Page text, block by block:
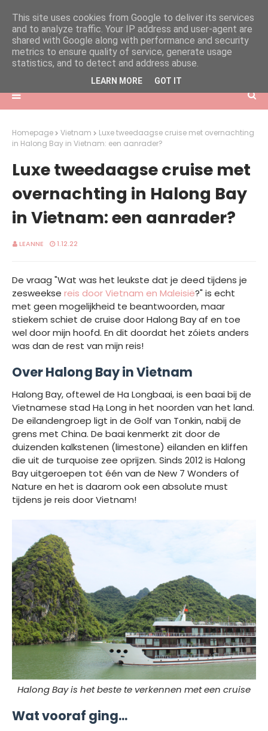
Homepage Vietnam
Luxe tweedaagse cruise met overnachting
in Halong Bay in Vietnam: een aanrader?
Luxe tweedaagse cruise met
overnachting in Halong Bay
in Vietnam: een aanrader?
LEANNE 1.12.22
De vraag "Wat was het leukste dat je deed tijdens je
zesweekse reis door Vietnam en Maleisië?" is echt
met geen mogelijkheid te beantwoorden, maar
stiekem schiet de cruise door Halong Bay af en toe
wel door mijn hoofd. En dit doordat het zóiets anders
was dan de rest van mijn reis!
Over Halong Bay in Vietnam
Halong Bay, oftewel de Ha Longbaai, is een baai bij de
Vietnamese stad Hạ Long in het noorden van het land.
De eilandengroep ligt in de Golf van Tonkin, nabij de
grens met China. De baai kenmerkt zit door de
duizenden kalkstenen (limestone) eilanden en kliffen
die uit de turquoise zee oprijzen. Sinds 2012 is Halong
Bay uitgeroepen tot één van de New 7 Wonders of
Nature en het is daarom ook een absolute must
tijdens je reis door Vietnam!
Halong Bay is het beste te verkennen met een cruise
Wat vooraf ging...
This site uses cookies from Google to deliver its services
and to analyze traffic. Your IP address and user-agent are
shared with Google along with performance and security
metrics to ensure quality of service, generate usage
statistics, and to detect and address abuse.
LEARN MORE GOT IT